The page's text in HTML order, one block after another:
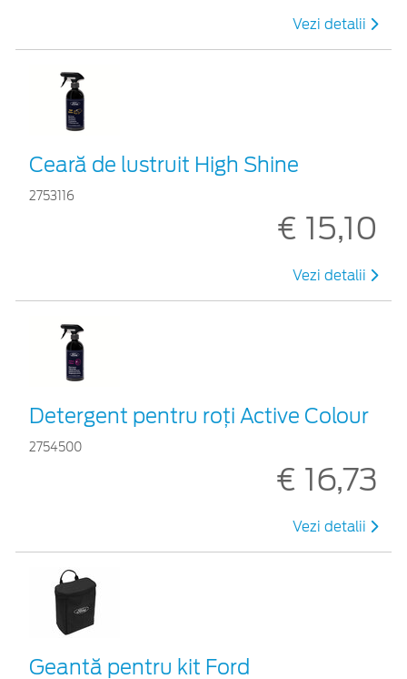
Vezi detalii
Ceară de lustruit High Shine
2753116
€ 15,10
Vezi detalii
Detergent pentru roți Active Colour
2754500
€ 16,73
Vezi detalii
Geantă pentru kit Ford